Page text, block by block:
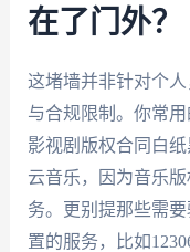
在了门外？
这堵墙并非针对个
与合规限制。你常
影视剧版权合同白
云音乐，因为音乐
务。更别提那些需
置的服务，比如